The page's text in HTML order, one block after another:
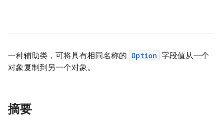
一种辅助类，可将具有相同名称的 Option 字段值从一个
对象复制到另一个对象。
摘要